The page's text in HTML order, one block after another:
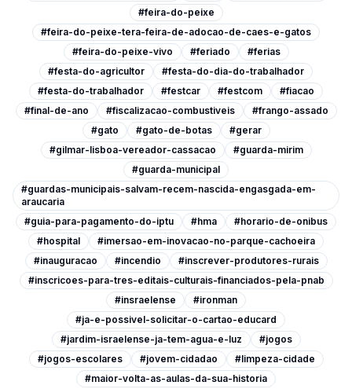
#feira-do-peixe
#feira-do-peixe-tera-feira-de-adocao-de-caes-e-gatos
#feira-do-peixe-vivo
#feriado
#ferias
#festa-do-agricultor
#festa-do-dia-do-trabalhador
#festa-do-trabalhador
#festcar #festcom
#fiacao
#final-de-ano
#fiscalizacao-combustiveis
#frango-assado
#gato
#gato-de-botas
#gerar
#gilmar-lisboa-vereador-cassacao
#guarda-mirim
#guarda-municipal
#guardas-municipais-salvam-recem-nascida-engasgada-em-
araucaria
#guia-para-pagamento-do-iptu
#hma
#horario-de-onibus
#hospital
#imersao-em-inovacao-no-parque-cachoeira
#inauguracao
#incendio
#inscrever-produtores-rurais
#inscricoes-para-tres-editais-culturais-financiados-pela-pnab
#insraelense
#ironman
#ja-e-possivel-solicitar-o-cartao-educard
#jardim-israelense-ja-tem-agua-e-luz
#jogos
#jogos-escolares
#jovem-cidadao
#limpeza-cidade
#maior-volta-as-aulas-da-sua-historia